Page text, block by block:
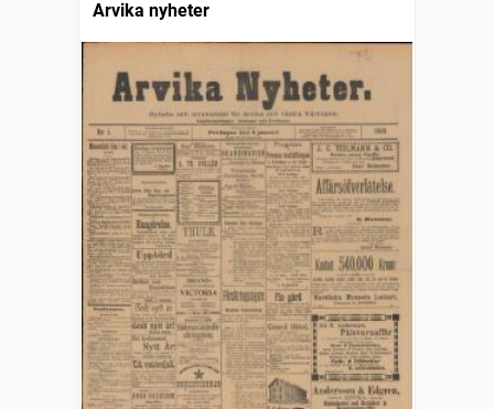
Arvika nyheter